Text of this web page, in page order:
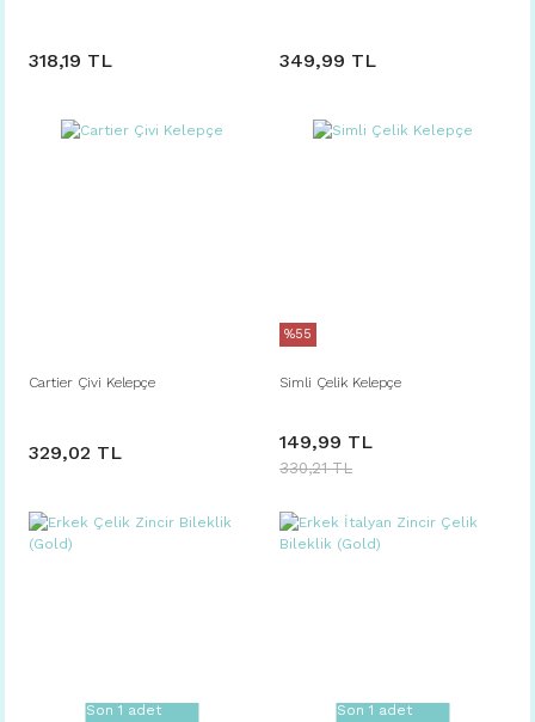
318,19 TL 349,99 TL
Cartier Çivi Kelepçe
329,02 TL
%55
Simli Çelik Kelepçe
149,99 TL
330,21 TL
Son 1 adet
Son 1 adet